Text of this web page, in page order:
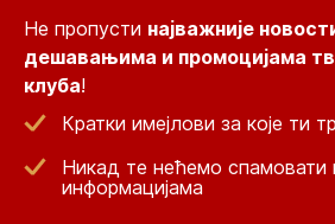
Не пропусти најважније
дешавањима и промоцијама
клуба!
Кратки имејлови за које ти
Никад те нећемо спамовати
информацијама